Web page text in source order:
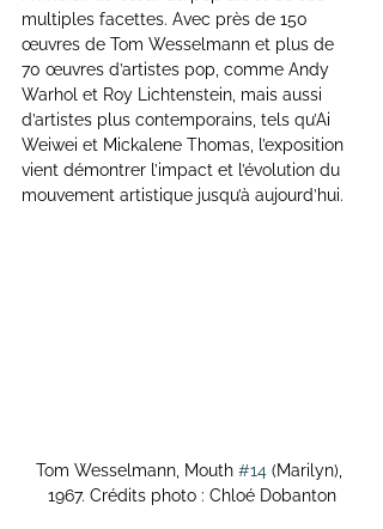
multiples facettes. Avec près de 150
œuvres de Tom Wesselmann et plus de
70 œuvres d’artistes pop, comme Andy
Warhol et Roy Lichtenstein, mais aussi
d’artistes plus contemporains, tels qu’Ai
Weiwei et Mickalene Thomas, l’exposition
vient démontrer l’impact et l’évolution du
mouvement artistique jusqu’à aujourd’hui.
Tom Wesselmann, Mouth #14 (Marilyn),
1967. Crédits photo : Chloé Dobanton